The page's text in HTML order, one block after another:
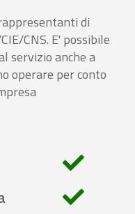
di
CNS. E' possibile
servizio anche a
operare per conto